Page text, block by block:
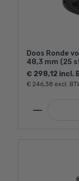
Doos Ronde
48,3 mm (25
€ 298,12 incl.
€ 246,38 excl.